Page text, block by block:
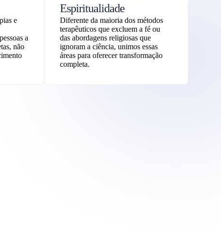
e
a
não
Espiritualidade
Diferente da maioria dos métodos
terapêuticos que excluem a fé ou
das abordagens religiosas que
ignoram a ciência, unimos essas
áreas para oferecer transformação
completa.